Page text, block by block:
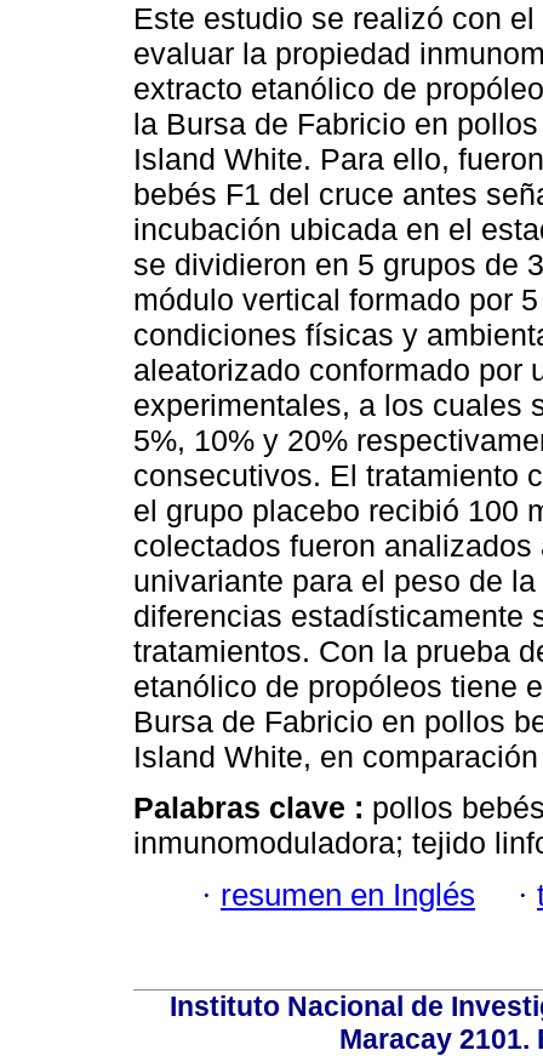
Este estudio se realizó con
evaluar la propiedad
extracto etanólico de
la Bursa de Fabricio en
Island White. Para ello,
bebés F1 del cruce antes
incubación ubicada en el
se dividieron en 5 grupos de
módulo vertical formado por
condiciones físicas y
aleatorizado conformado por
experimentales, a los cuales
5%, 10% y 20%
consecutivos. El tratamiento
el grupo placebo recibió 100
colectados fueron
univariante para el peso de
diferencias estadísticamente
tratamientos. Con la prueba
etanólico de propóleos tiene
Bursa de Fabricio en pollos
Island White, en
Palabras clave : pollos
inmunomoduladora; tejido
· resumen en Inglés ·
Instituto Nacional de
Maracay 2101.